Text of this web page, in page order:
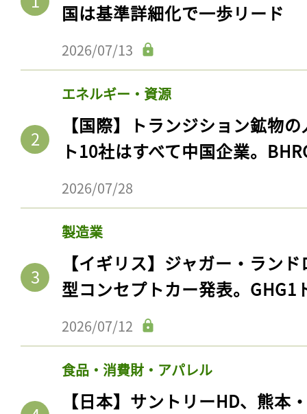
国は基準詳細化で一歩リード
2026/07/13
エネルギー・資源
【国際】トランジション鉱物
ト10社はすべて中国企業。
2026/07/28
製造業
【イギリス】ジャガー・ラン
型コンセプトカー発表。GHG1
2026/07/12
食品・消費財・アパレル
【日本】サントリーHD、熊本